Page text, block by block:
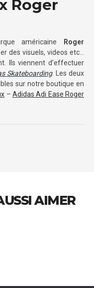
Roger
américaine
Roger
des visuels, videos etc…
Ils viennent d’effectuer
Skateboarding. Les deux
sur notre boutique en
– Adidas Adi Ease Roger
AIMER